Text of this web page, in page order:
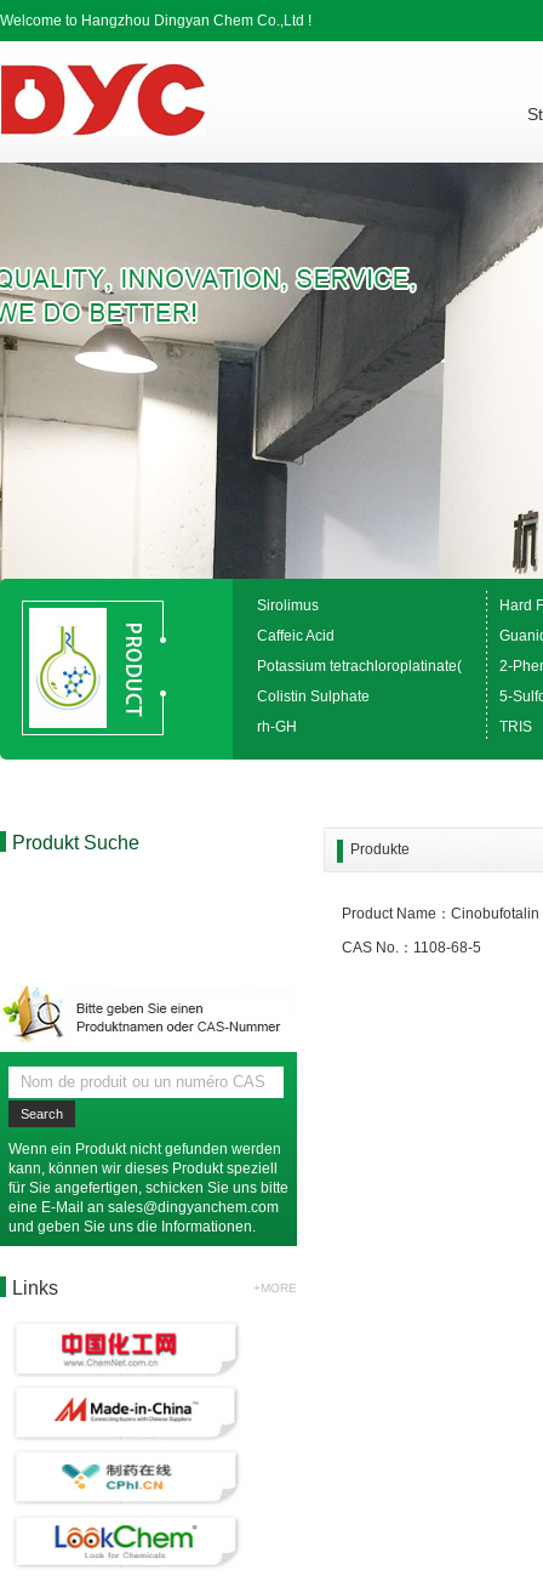
Welcome to Hangzhou Dingyan Chem Co.,Ltd !
Sirolimus
Hard
Caffeic Acid
Potassium tetrachloroplatinate(
2-
Colistin Sulphate
5-
rh-GH
TRIS
Produkt Suche
Wenn ein Produkt nicht gefunden werden
kann, können wir dieses Produkt speziell
für Sie angefertigen, schicken Sie uns bitte
eine E-Mail an sales@dingyanchem.com
und geben Sie uns die Informationen.
Links +MORE
Produkte
Product Name：Cinobufotalin
CAS No.：1108-68-5